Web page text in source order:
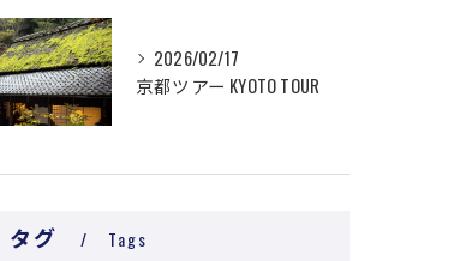
2026/02/17
京都ツアー KYOTO TOUR
タグ Tags